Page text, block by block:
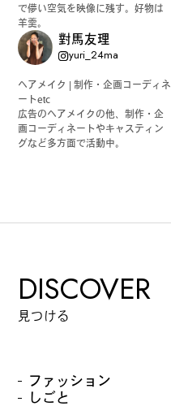
で儚い空気を映像に残す。好物は
羊羹。
對馬友理
yuri_24ma
ヘアメイク | 制作・企画コーディネ
ートetc
広告のヘアメイクの他、制作・企
画コーディネートやキャスティン
グなど多方面で活動中。
DISCOVER
見つける
ファッション
しごと